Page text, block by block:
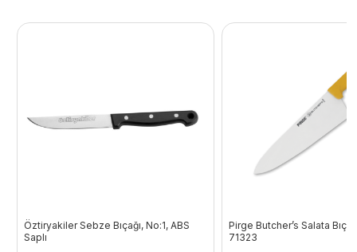
Öztiryakiler Sebze Bıçağı, No:1, ABS
Saplı
Pirge Butcher’s Salata
71323